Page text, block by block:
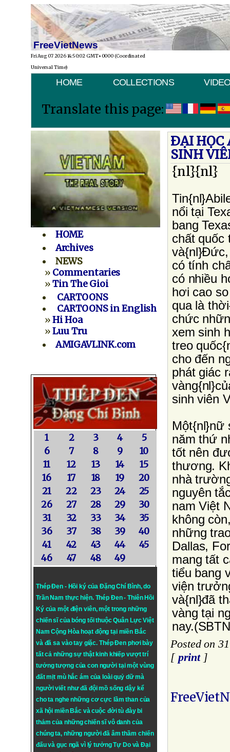
FreeVietNews
Fri Aug 07 2026 14:50:02 GMT+0000 (Coordinated
Universal Time)
HOME COLLECTIONS
Translate this page:
HOME
Archives
NEWS
» Commentaries
»Tin The Gioi
CARTOONS
CARTOONS in English
»Hi Hoa
»Luu Tru
AMIGAVLINK.com
1 2 3 4
5
6
7 8 9
10
11
12 13 14
15
16
17 18 19
20
21
22 23 24
25
26
27 28 29
30
31
32 33 34
35
36
37 38 39
40
41
42 43 44
45
46
47 48 49
Thép Đen - Hồi ký của Đặng Chí Bình, do
Trần Nam thực hiện. Thép Đen- Thiên Hồi
Ký của một điện viên, một trong những
chiến sĩ của bóng tối thuộc Quân Lực Việt
Nam Cộng Hòa hoạt động tại miền Bắc
và đã sa vào tay giặc. Thép Đen phơi bày
tất cả những sự thật kinh khiếp vượt trí
tưởng tượng của con người tại một vùng
đất mịt mù hắc ám của loài quỷ dữ mà
người viết như đã đội mồ sống dậy kể
cho ta nghe những cơ cực lầm than của
xã hội miền Bắc và cuộc đời tù đày bi
thảm của những chiến sĩ vô danh của
chúng ta, những người đã âm thầm chiến
đấu và gục ngã vì lý tưởngTự DovàĐại
ÐẠI HỌC
SINH
{nl}{nl}
nổi tại
bang
chất
có tính
có nhiều
hơi cao
qua là
chức
xem sinh
treo
cho đến
phát giác
sinh viên
Một{nl}nữ
năm thứ
tốt nên
thương.
nhà
nguyên
nam Việt
không
những
Dallas,
mang tất
tiểu bang
viện
và{nl}đã
vàng tại
Posted on
[ print]